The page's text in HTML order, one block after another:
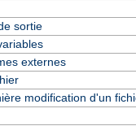
sortie
externes
modification d'un